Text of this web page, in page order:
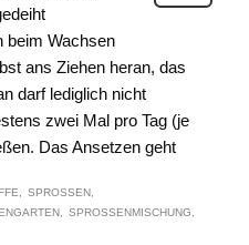
beim Wachsen
ans Ziehen heran, das
darf lediglich nicht
zwei Mal pro Tag (je
Das Ansetzen geht
SPROSSEN
SPROSSENMISCHUNG